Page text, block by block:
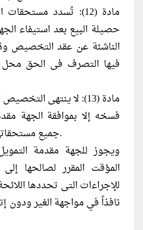
مادة (12): تُسدد
حصيلة البيع بعد استيفاء
الناشئة عن عقد التخصيص
فيها التصرف فى الحق
مادة (13): لا ينتهى
فسخه إلا بموافقة الجهة
جميع مستحقاتها الناشئة عن عقد التمويل.
ويجوز للجهة مقدمة
المؤقت المقرر لصالحها
للإجراءات التى تحددها
نافذاً في مواجهة الغير ودون